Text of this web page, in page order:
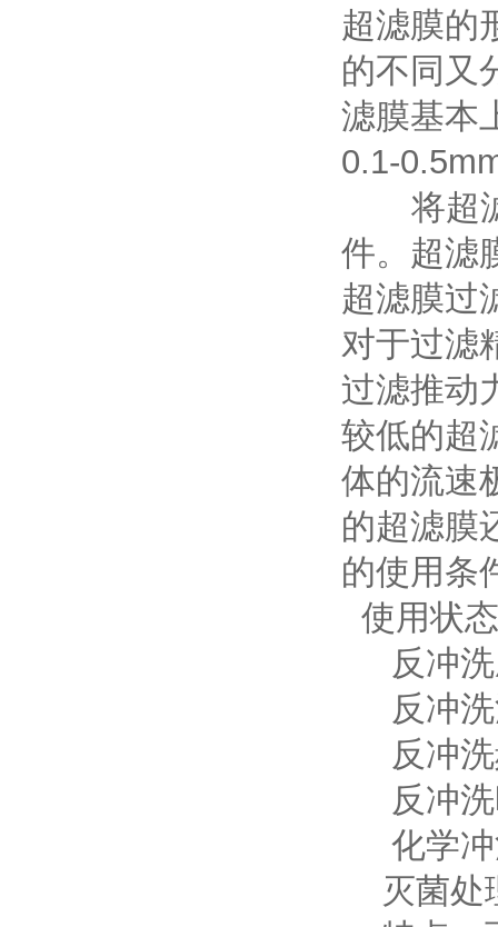
超滤膜的
的不同又
滤膜基本
0.1-
将超滤
件。超滤
超滤膜过
对于过滤
过滤推动
较低的超
体的流速
的超滤膜
的使用条
使用状
反冲洗
反冲洗
反冲洗
反冲洗
化学冲
灭菌处